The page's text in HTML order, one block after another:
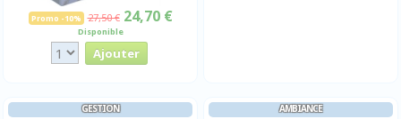
Promo -10% 27,50 € 24,70 €
Disponible
GESTION AMBIANCE